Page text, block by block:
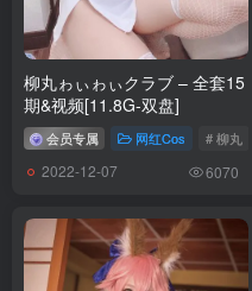
[12.19更1]
Nyako喵子 – NO.044 原神-甘雨
[12.3更1]
Nyako喵子 – NO.043 杀生院女
[11.26更1]
Nyako喵子 NO.042 大凤纯白婚
柳丸ゎぃゎぃクラブ – 全套15
期&视频[11.8G-双盘]
会员专属 网红Cos # 柳丸
2022-12-07 6070